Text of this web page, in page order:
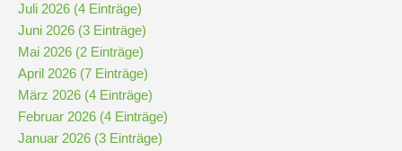
Bewegte
Pause
Schulsanitätsdienst
Unterricht
Juli 2026 (4 Einträge)
Juni 2026 (3 Einträge)
Mai 2026 (2 Einträge)
April 2026 (7 Einträge)
März 2026 (4 Einträge)
Februar 2026 (4 Einträge)
Januar 2026 (3 Einträge)